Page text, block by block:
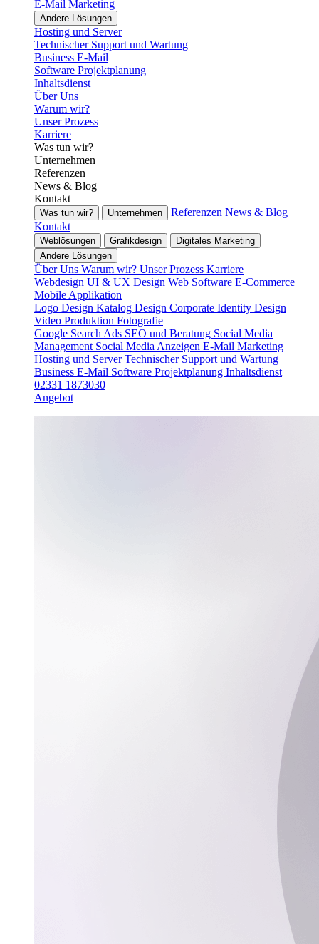
E-Mail Marketing
Andere Lösungen
Hosting und Server
Technischer Support und Wartung
Business E-Mail
Software Projektplanung
Inhaltsdienst
Über Uns
Warum wir?
Unser Prozess
Karriere
Was tun wir?
Unternehmen
Referenzen
News & Blog
Kontakt
Was tun wir? Unternehmen Referenzen News & Blog
Kontakt
Weblösungen Grafikdesign
Digitales Marketing
Andere Lösungen
Über Uns Warum wir? Unser Prozess Karriere
Webdesign UI & UX Design Web Software E-Commerce
Mobile Applikation
Logo Design Katalog Design Corporate Identity Design
Video Produktion Fotografie
Google Search Ads SEO und Beratung Social Media
Management Social Media Anzeigen E-Mail Marketing
Hosting und ServerTechnischer Support und Wartung
Business E-Mail Software Projektplanung Inhaltsdienst
02331 1873030
Angebot